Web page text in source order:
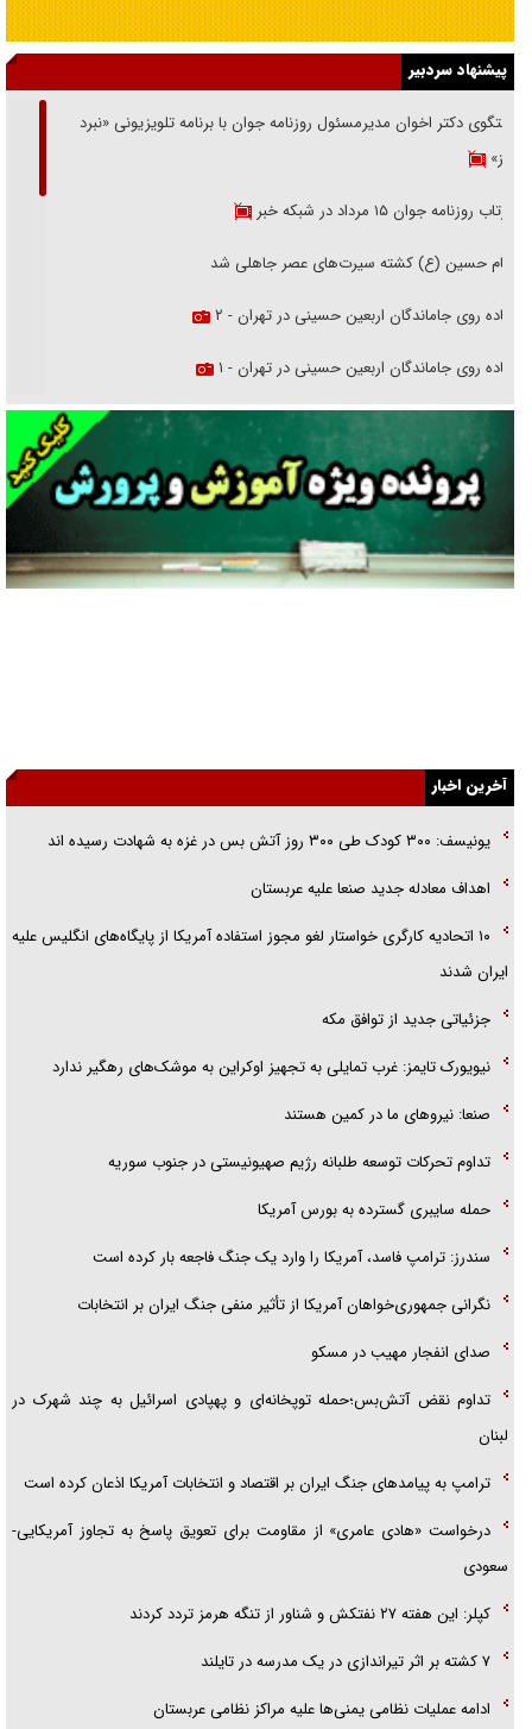
پیشنهاد سردبیر
گفتگوی دکتر اخوان مدیرمسئول روزنامه جوان با برنامه تلویزیونی «نبرد
هرمز»
بازتاب روزنامه جوان ۱۵ مرداد در شبکه خبر
امام حسین (ع) کشته سیرت‌های عصر جاهلی شد
پیاده روی جاماندگان اربعین حسینی در تهران - ۲
پیاده روی جاماندگان اربعین حسینی در تهران - ۱
فریاد‌ها و ناله‌های دوستان مبارزدلم را آتش می‌زد
تغییر رویه دشمن در ترور از شیخ فضل‌الله تا مصباح یزدی
خرید قسطی اولش خنده و آخرش گریه است!
فوتبال و آن «بالا»!
گفت‌وگو با خواهر یکی از شهدای جنگ رمضان/ خواهرم فرمانده جهادی و
جزئیات شکنجه‌هایم فراتر از آن است که در بیان بگنجد!
گزارش «جوان» از قوانین سخت‌گیرانه ۶ قاره در برابر یورش به پاسگاه‌های
پلیس
آخرین اخبار
یونیسف: ۳۰۰ کودک طی ۳۰۰ روز آتش بس در غزه به شهادت رسیده اند
اهداف معادله جدید صنعا علیه عربستان
۱۰ اتحادیه کارگری خواستار لغو مجوز استفاده آمریکا از پایگاه‌های انگلیس علیه
ایران شدند
جزئیاتی جدید از توافق مکه
نیویورک تایمز: غرب تمایلی به تجهیز اوکراین به موشک‌های رهگیر ندارد
صنعا: نیروهای ما در کمین‌ هستند
تداوم تحرکات توسعه طلبانه رژیم صهیونیستی در جنوب سوریه
حمله سایبری گسترده به بورس آمریکا
سندرز: ترامپ فاسد، آمریکا را وارد یک جنگ فاجعه بار کرده است
نگرانی جمهوری‌خواهان آمریکا از تأثیر منفی جنگ ایران بر انتخابات
صدای انفجار مهیب در مسکو
تداوم نقض آتش‌بس؛حمله توپخانه‌ای و پهپادی اسرائیل به چند شهرک در
لبنان
ترامپ به پیامدهای جنگ ایران بر اقتصاد و انتخابات آمریکا اذعان کرده است
درخواست «هادی عامری» از مقاومت برای تعویق پاسخ به تجاوز آمریکایی-
سعودی
کپلر: این هفته ۲۷ نفتکش و شناور از تنگه هرمز تردد کردند
۷ کشته بر اثر تیراندازی در یک مدرسه در تایلند
ادامه عملیات نظامی یمنی‌ها علیه مراکز نظامی عربستان